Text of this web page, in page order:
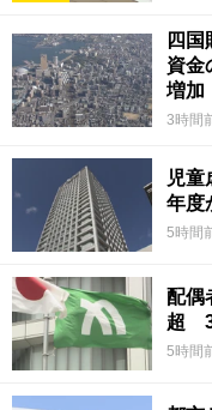
四
資金
増加
3時間
児
年度
5時間
配偶
超
5時間